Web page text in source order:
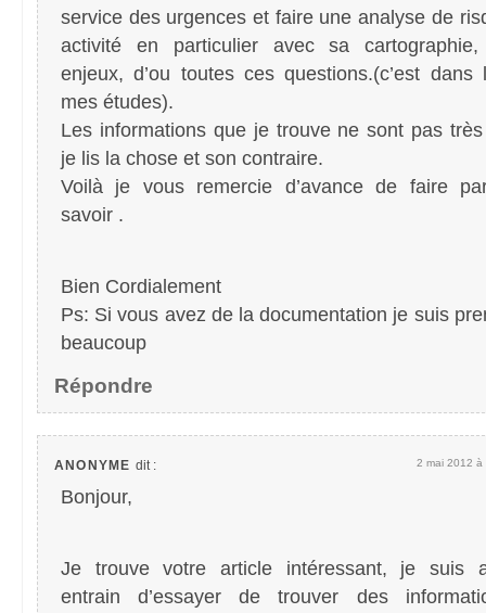
service des urgences et faire une analyse de
activité en particulier avec sa
enjeux, d’ou toutes ces questions.(c’est
mes études).
Les informations que je trouve ne sont pas
je lis la chose et son contraire.
Voilà je vous remercie d’avance de faire
savoir .
Bien Cordialement
Ps: Si vous avez de la documentation je suis
beaucoup
Répondre
ANONYME dit : 2 mai 2012 à
Bonjour,
Je trouve votre article intéressant, je suis
entrain d’essayer de trouver des